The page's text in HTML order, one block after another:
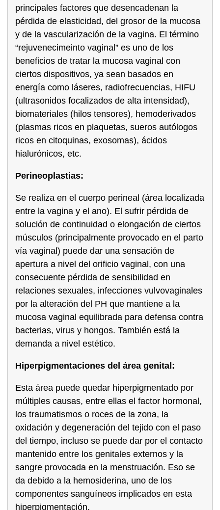
principales factores que desencadenan la
pérdida de elasticidad, del grosor de la mucosa
y de la vascularización de la vagina. El término
“rejuvenecimeinto vaginal” es uno de los
beneficios de tratar la mucosa vaginal con
ciertos dispositivos, ya sean basados en
energía como láseres, radiofrecuencias, HIFU
(ultrasonidos focalizados de alta intensidad),
biomateriales (hilos tensores), hemoderivados
(plasmas ricos en plaquetas, sueros autólogos
ricos en citoquinas, exosomas), ácidos
hialurónicos, etc.
Perineoplastias:
Se realiza en el cuerpo perineal (área localizada
entre la vagina y el ano). El sufrir pérdida de
solución de continuidad o elongación de ciertos
músculos (principalmente provocado en el parto
vía vaginal) puede dar una sensación de
apertura a nivel del orificio vaginal, con una
consecuente pérdida de sensibilidad en
relaciones sexuales, infecciones vulvovaginales
por la alteración del PH que mantiene a la
mucosa vaginal equilibrada para defensa contra
bacterias, virus y hongos. También está la
demanda a nivel estético.
Hiperpigmentaciones del área genital:
Esta área puede quedar hiperpigmentado por
múltiples causas, entre ellas el factor hormonal,
los traumatismos o roces de la zona, la
oxidación y degeneración del tejido con el paso
del tiempo, incluso se puede dar por el contacto
mantenido entre los genitales externos y la
sangre provocada en la menstruación. Eso se
da debido a la hemosiderina, uno de los
componentes sanguíneos implicados en esta
hiperpigmentación.